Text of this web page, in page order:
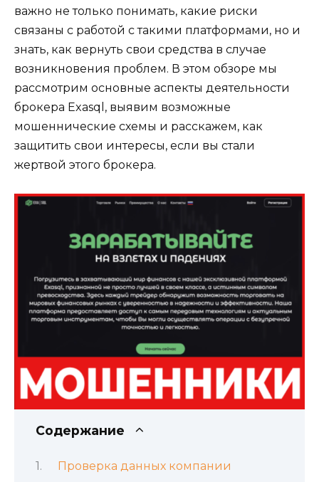
важно не только понимать, какие риски
связаны с работой с такими платформами, но и
знать, как вернуть свои средства в случае
возникновения проблем. В этом обзоре мы
рассмотрим основные аспекты деятельности
брокера Exasql, выявим возможные
мошеннические схемы и расскажем, как
защитить свои интересы, если вы стали
жертвой этого брокера.
Содержание
Проверка данных компании